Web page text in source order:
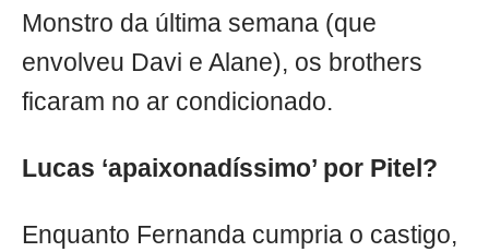
Monstro da última semana (que
envolveu Davi e Alane), os brothers
ficaram no ar condicionado.
Lucas ‘apaixonadíssimo’ por Pitel?
Enquanto Fernanda cumpria o castigo,